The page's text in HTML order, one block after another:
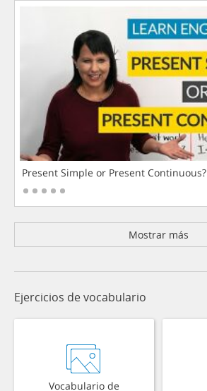
Present Simple or Present Continuous?
Mostrar más
Ejercicios de vocabulario
Vocabulario de